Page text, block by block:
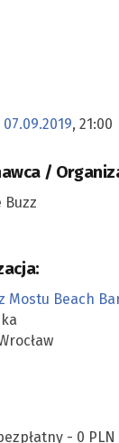
, 21:00
/
Buzz
Mostu Beach
- 0 PLN